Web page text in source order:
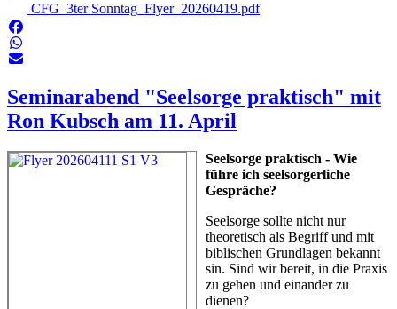
CFG_3ter Sonntag_Flyer_20260419.pdf
Seminarabend "Seelsorge praktisch" mit
Ron Kubsch am 11. April
Seelsorge praktisch - Wie
führe ich seelsorgerliche
Gespräche?
Seelsorge sollte nicht nur
theoretisch als Begriff und mit
biblischen Grundlagen bekannt
sin. Sind wir bereit, in die Praxis
zu gehen und einander zu
dienen?